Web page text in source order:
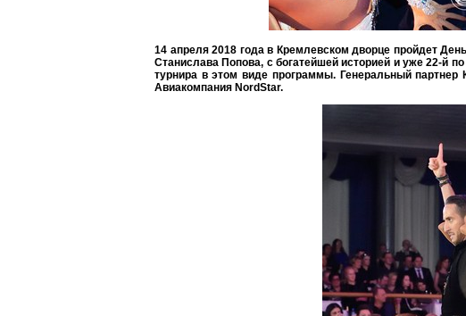
14 апреля 2018 года в Кремлевском дворце пройдет
Станислава Попова, с богатейшей историей и уже 22-й
турнира в этом виде программы. Генеральный
Авиакомпания NordStar.